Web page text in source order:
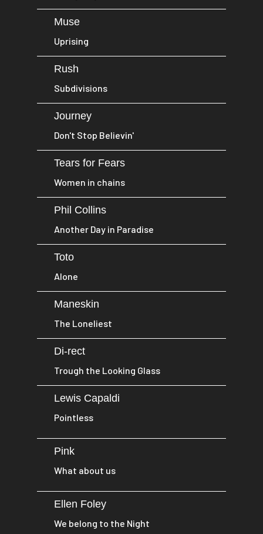
Muse
Uprising
Rush
Subdivisions
Journey
Don't Stop Believin'
Tears for Fears
Women in chains
Phil Collins
Another Day in Paradise
Toto
Alone
Maneskin
The Loneliest
Di-rect
Trough the Looking Glass
Lewis Capaldi
Pointless
Pink
What about us
Ellen Foley
We belong to the Night